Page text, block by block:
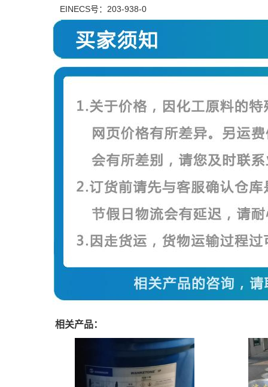
EINECS号：203-938-0
相关产品：